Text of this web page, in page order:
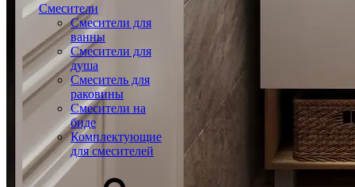
Смесители
Смесители для
ванны
Смесители для
душа
Смеситель для
раковины
Смесители на
биде
Комплектующие
для смесителей